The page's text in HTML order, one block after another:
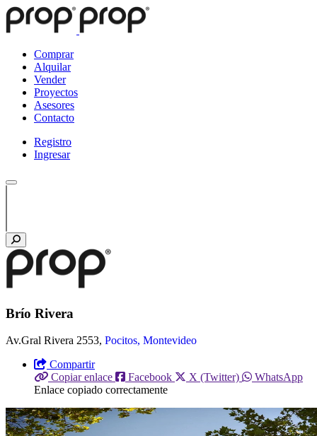
Comprar
Alquilar
Vender
Proyectos
Asesores
Contacto
Registro
Ingresar
Brío Rivera
Av.Gral Rivera 2553, Pocitos, Montevideo
Compartir
Copiar enlace
Facebook X (Twitter)
WhatsApp
Enlace copiado correctamente